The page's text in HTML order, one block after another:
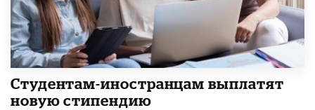
Студентам-иностранцам выплатят
новую стипендию